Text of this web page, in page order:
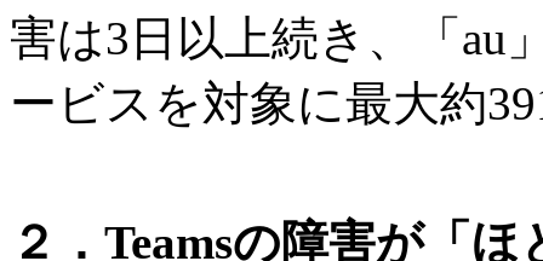
害は3日以上続き、「au
ービスを対象に最大約
２．Teamsの障害が「